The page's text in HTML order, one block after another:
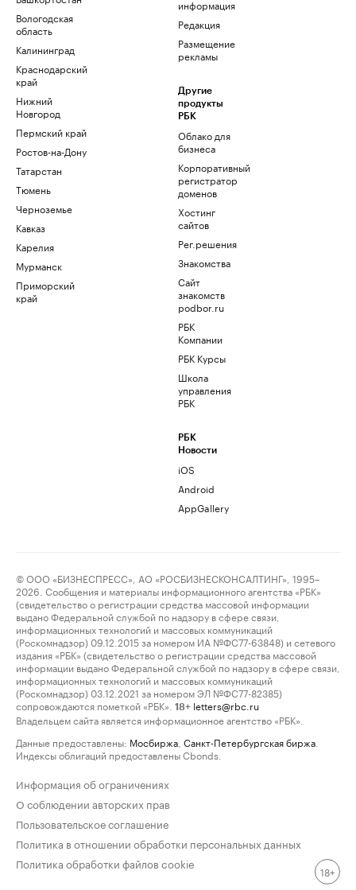
Вологодская
область
Калининград
Краснодарский
край
Нижний
Новгород
Пермский край
Ростов-на-Дону
Татарстан
Тюмень
Черноземье
Кавказ
Карелия
Мурманск
Приморский
край
информация
Редакция
Размещение
рекламы
Другие
продукты
РБК
Облако для
бизнеса
Корпоративный
регистратор
доменов
Хостинг
сайтов
Рег.решения
Знакомства
Сайт
знакомств
podbor.ru
РБК
Компании
РБК Курсы
Школа
управления
РБК
РБК
Новости
iOS
Android
AppGallery
© ООО «БИЗНЕСПРЕСС», АО «РОСБИЗНЕСКОНСАЛТИНГ», 1995–
2026. Сообщения и материалы информационного агентства «РБК»
(свидетельство о регистрации средства массовой информации
выдано Федеральной службой по надзору в сфере связи,
информационных технологий и массовых коммуникаций
(Роскомнадзор) 09.12.2015 за номером ИА №ФС77-63848) и сетевого
издания «РБК» (свидетельство о регистрации средства массовой
информации выдано Федеральной службой по надзору в сфере связи,
информационных технологий и массовых коммуникаций
(Роскомнадзор) 03.12.2021 за номером ЭЛ №ФС77-82385)
сопровождаются пометкой «РБК».
18+ letters@rbc.ru
Владельцем сайта является информационное агентство «РБК».
Данные предоставлены: Мосбиржа Санкт-Петербургская биржа
Индексы облигаций предоставлены Cbonds.
Информация об ограничениях
О соблюдении авторских прав
Пользовательское соглашение
Политика в отношении обработки персональных данных
Политика обработки файлов cookie
18+